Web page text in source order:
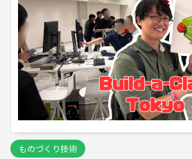
ものづくり技術